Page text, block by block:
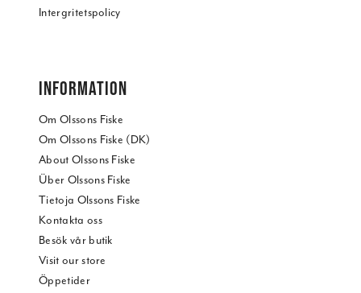
Intergritetspolicy
INFORMATION
Om Olssons Fiske
Om Olssons Fiske (DK)
About Olssons Fiske
Über Olssons Fiske
Tietoja Olssons Fiske
Kontakta oss
Besök vår butik
Visit our store
Öppetider